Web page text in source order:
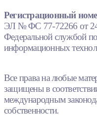
Регистрационный
ЭЛ № ФС 77-72266 от
Федеральной службой
информационных
Все права на любые
защищены в
международным
собственности.